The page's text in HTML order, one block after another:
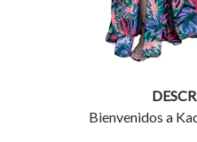
Bienvenidos a